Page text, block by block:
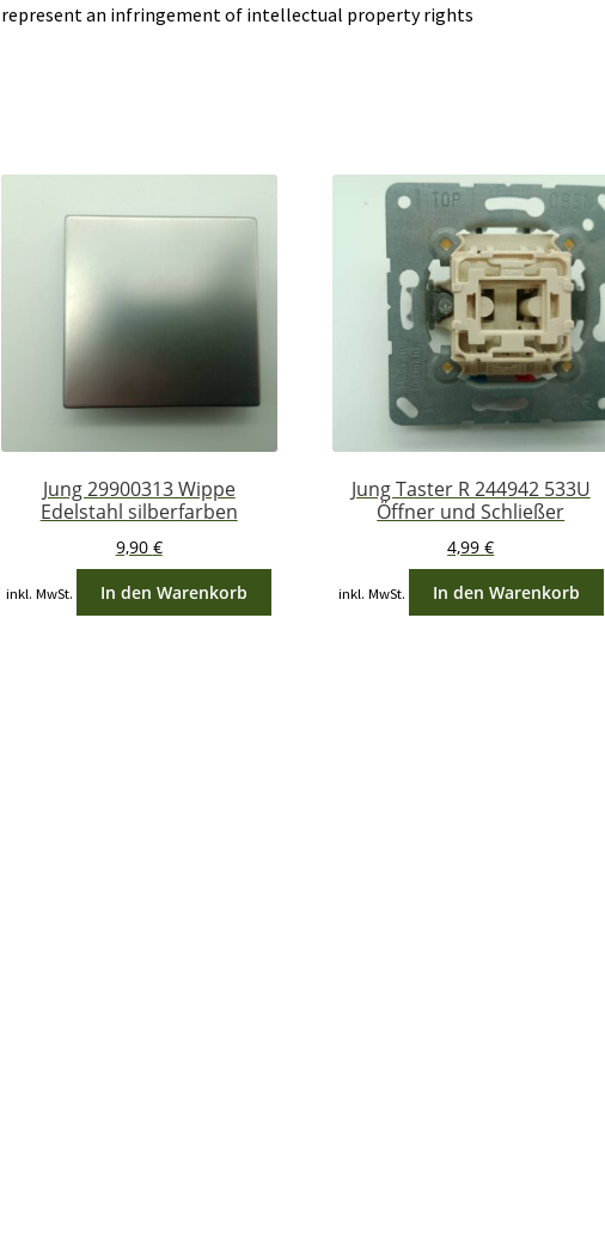
represent an infringement of intellectual property rights
Jung 29900313 Wippe
Edelstahl silberfarben
9,90 €
inkl. MwSt. In den Warenkorb
Jung Taster R 244942 533U
Öffner und Schließer
4,99€
inkl. MwSt. In den Warenkorb